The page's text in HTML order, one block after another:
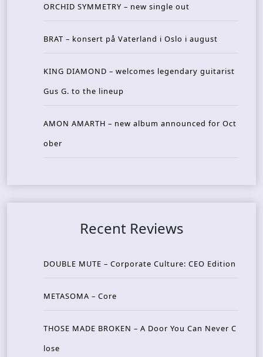
ORCHID SYMMETRY – new single out
BRAT – konsert på Vaterland i Oslo i august
KING DIAMOND – welcomes legendary guitarist
Gus G. to the lineup
AMON AMARTH – new album announced for Oct
ober
Recent Reviews
DOUBLE MUTE – Corporate Culture: CEO Edition
METASOMA – Core
THOSE MADE BROKEN – A Door You Can Never C
lose